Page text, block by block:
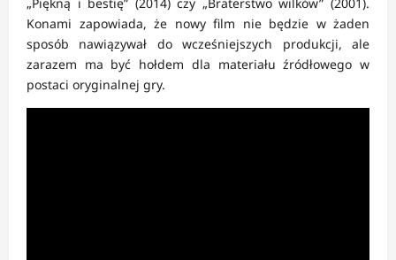
Konami zapowiada, że nowy film nie będzie w żaden
sposób nawiązywał do wcześniejszych produkcji, ale
zarazem ma być hołdem dla materiału źródłowego w
postaci oryginalnej gry.